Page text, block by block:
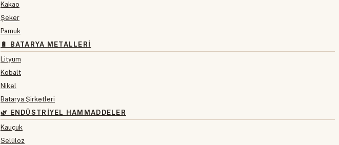
Kakao
Şeker
Pamuk
🔋 BATARYA METALLERI
Lityum
Kobalt
Nikel
Batarya Şirketleri
🌿 ENDÜSTRIYEL HAMMADDELER
Kauçuk
Selüloz